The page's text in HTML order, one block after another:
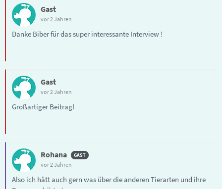
Gast
vor 2 Jahren
Danke Biber für das super interessante Interview !
Gast
vor 2 Jahren
Großartiger Beitrag!
Rohana
vor 2 Jahren
Also ich hätt auch gern was über die anderen Tierarten und ihre